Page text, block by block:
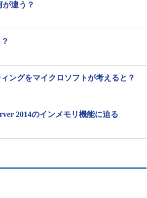
：BI）」に積極的に取り組む企業
まだに達成されていないという。これ
分として北川氏が指摘するのは“専門
ことだという。
どの専門家が策定した要件に基づい
が違う？
ングをマイクロソフトが考えると？
2014のインメモリ機能に迫る